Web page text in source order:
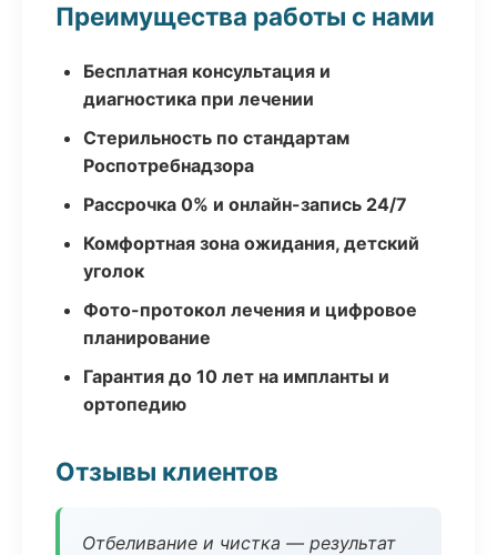
Преимущества работы с нами
Бесплатная консультация и
диагностика при лечении
Стерильность по стандартам
Роспотребнадзора
Рассрочка 0% и онлайн-запись 24/7
Комфортная зона ожидания, детский
уголок
Фото-протокол лечения и цифровое
планирование
Гарантия до 10 лет на импланты и
ортопедию
Отзывы клиентов
Отбеливание и чистка — результат